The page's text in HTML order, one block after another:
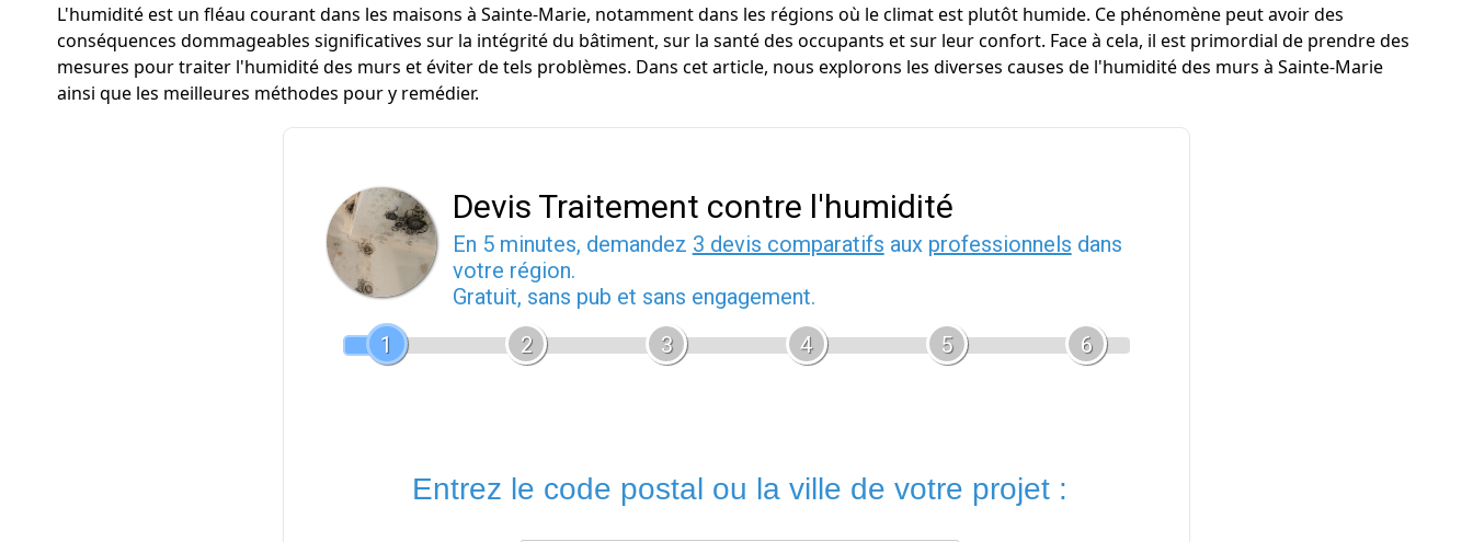
L'humidité est un fléau courant dans les maisons à Sainte-Marie, notamment dans les régions où le climat est plutôt humide. Ce phénomène peut avoir des
conséquences dommageables significatives sur la intégrité du bâtiment, sur la santé des occupants et sur leur confort. Face à cela, il est primordial de prendre des
mesures pour traiter l'humidité des murs et éviter de tels problèmes. Dans cet article, nous explorons les diverses causes de l'humidité des murs à Sainte-Marie
ainsi que les meilleures méthodes pour y remédier.
Devis Traitement contre l'humidité
En 5 minutes, demandez 3 devis comparatifs aux professionnels dans
votre région.
Gratuit, sans pub et sans engagement.
1
2 3 4 5 6
Entrez le code postal ou la ville de votre projet :